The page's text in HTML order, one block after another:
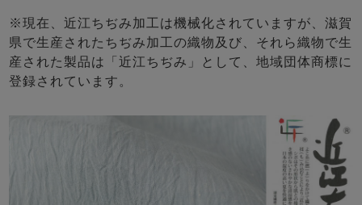
※現在、近江ちぢみ加工は機械化されていますが、滋賀
県で生産されたちぢみ加工の織物及び、それら織物で生
産された製品は「近江ちぢみ」として、地域団体商標に
登録されています。